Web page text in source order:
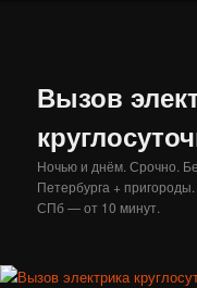
Вызов
Ночью и днём. Срочно.
Петербурга +
СПб — от 10 минут.